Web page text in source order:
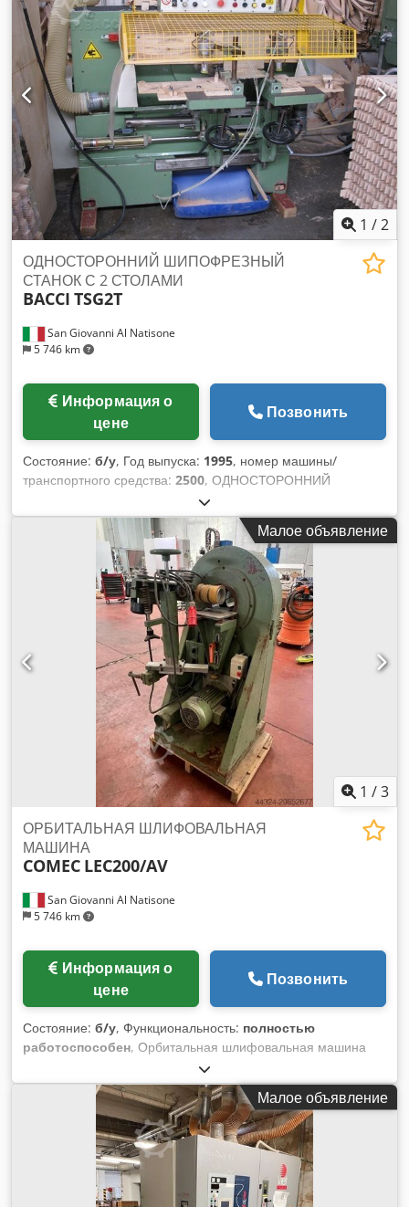
1 /2
San Giovanni Al Natisone
5 746 km
ОДНОСТОРОННИЙ ШИПОФРЕЗНЫЙ
СТАНОК С 2 СТОЛАМИ
BACCI TSG2T
цене
Позвонить
Состояние: б/у, Год выпуска: 1995, номер машины/
транспортного средства: 2500, ОДНОСТОРОННИЙ
КРУГЛОВАЛЬНО-ШИПООБРАЗНЫЙ СТАНОК С 2 СТОЛАМИ
BACCI МОД. TSG2T - СООТВЕТСТВУЕТ CE - Б/У
Dkedpfjwrm N Njx Alfjr - Квт. 3,75 - Вольт. 380/50 -
Материал. 2500 - Год 1995
Малое объявление
1 /3
San Giovanni Al Natisone
5 746 km
ОРБИТАЛЬНАЯ ШЛИФОВАЛЬНАЯ
МАШИНА
COMEC LEC200/AV
цене
Позвонить
Состояние: б/у, Функциональность: полностью
работоспособен, Орбитальная шлифовальная машина
CAMAM мод. LEC200/AV Dkodpfx Asx Rn Tgslfer - С
автоподачей - Напряжение: 380/50
Малое объявление